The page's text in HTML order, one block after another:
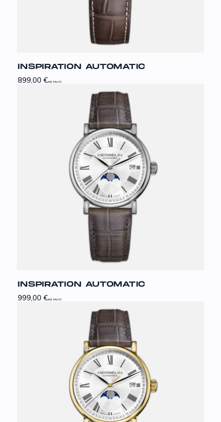
INSPIRATION AUTOMATIC
899,00€inkl. MwSt
INSPIRATION AUTOMATIC
999,00€inkl. MwSt